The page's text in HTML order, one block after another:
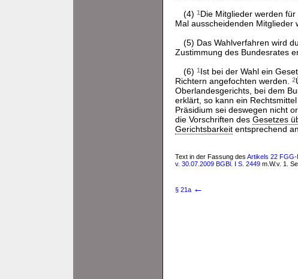
(4) 1Die Mitglieder werden für
Mal ausscheidenden Mitglieder
(5) Das Wahlverfahren wird
Zustimmung des Bundesrates
(6) 1Ist bei der Wahl ein
Richtern angefochten werden.
2
Oberlandesgerichts, bei dem
erklärt, so kann ein
Präsidium sei deswegen nicht
die Vorschriften des Gesetzes
Gerichtsbarkeit entsprechend
Text in der Fassung des Artikels 22 FGG-
v. 30.07.2009 BGBl. I S. 2449 m.W.v. 1.
§ 21a ←